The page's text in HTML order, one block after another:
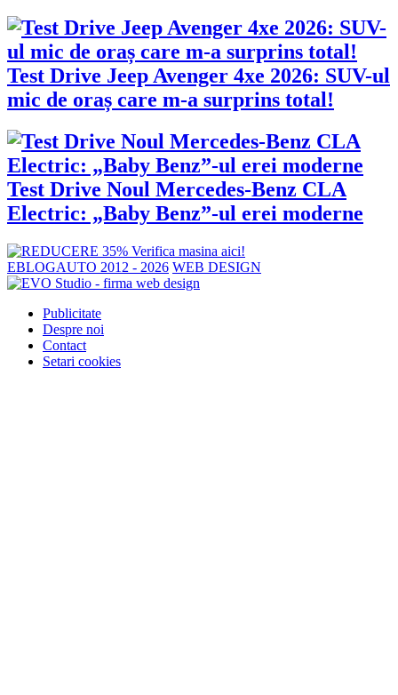
Test Drive Jeep Avenger 4xe 2026: SUV-ul
mic de oraș care m-a surprins total!
Test Drive Noul Mercedes-Benz CLA
Electric: „Baby Benz”-ul erei moderne
EBLOGAUTO 2012 - 2026 WEB DESIGN
Publicitate
Despre noi
Contact
Setari cookies